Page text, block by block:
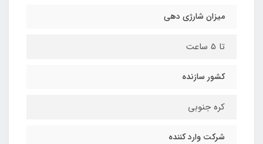
میزان شارژی دهی
تا 5 ساعت
کشور سازنده
کره جنوبی
شرکت وارد کننده